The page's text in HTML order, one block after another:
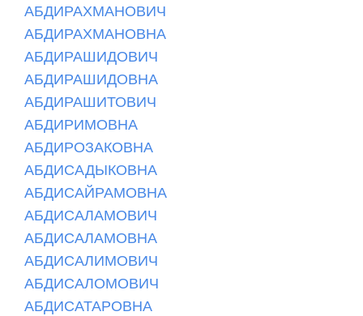
АБДИРАХМАНОВИЧ
АБДИРАХМАНОВНА
АБДИРАШИДОВИЧ
АБДИРАШИДОВНА
АБДИРАШИТОВИЧ
АБДИРИМОВНА
АБДИРОЗАКОВНА
АБДИСАДЫКОВНА
АБДИСАЙРАМОВНА
АБДИСАЛАМОВИЧ
АБДИСАЛАМОВНА
АБДИСАЛИМОВИЧ
АБДИСАЛОМОВИЧ
АБДИСАТАРОВНА